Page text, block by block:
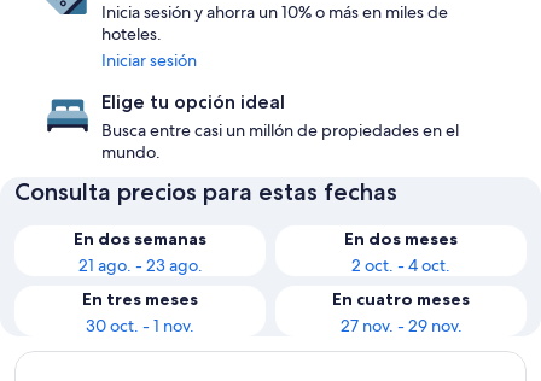
Inicia sesión y ahorra un 10% o más en miles de
hoteles.
Iniciar sesión
Elige tu opción ideal
Busca entre casi un millón de propiedades en el
mundo.
Consulta precios para estas fechas
En dos semanas
21 ago. - 23 ago.
En dos meses
2 oct. - 4 oct.
En tres meses
30 oct. - 1 nov.
En cuatro meses
27 nov. - 29 nov.